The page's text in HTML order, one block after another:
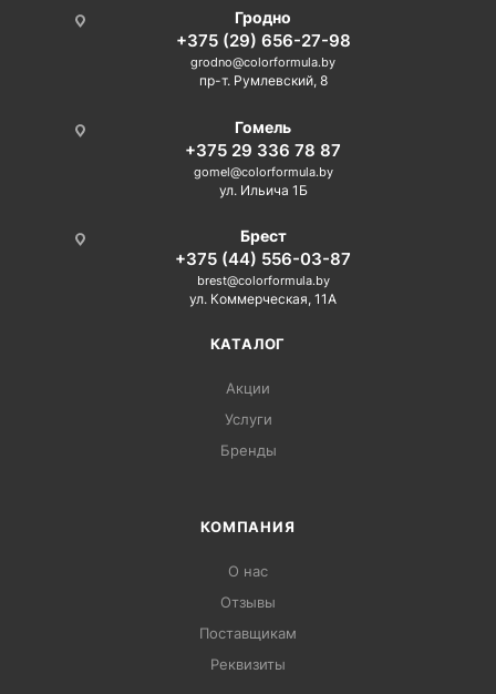
Гродно
+375 (29) 656-27-98
grodno@colorformula.by
пр-т. Румлевский, 8
Гомель
+375 29 336 78 87
gomel@colorformula.by
ул. Ильича 1Б
Брест
+375 (44) 556-03-87
brest@colorformula.by
ул. Коммерческая, 11А
КАТАЛОГ
Акции
Услуги
Бренды
КОМПАНИЯ
О нас
Отзывы
Поставщикам
Реквизиты